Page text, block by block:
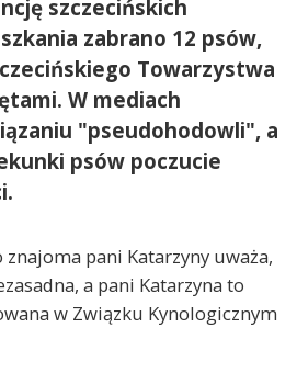
szczecińskich
zabrano 12 psów,
Towarzystwa
W mediach
"pseudohodowli", a
psów poczucie
znajoma pani Katarzyny uważa,
a pani Katarzyna to
w Związku Kynologicznym